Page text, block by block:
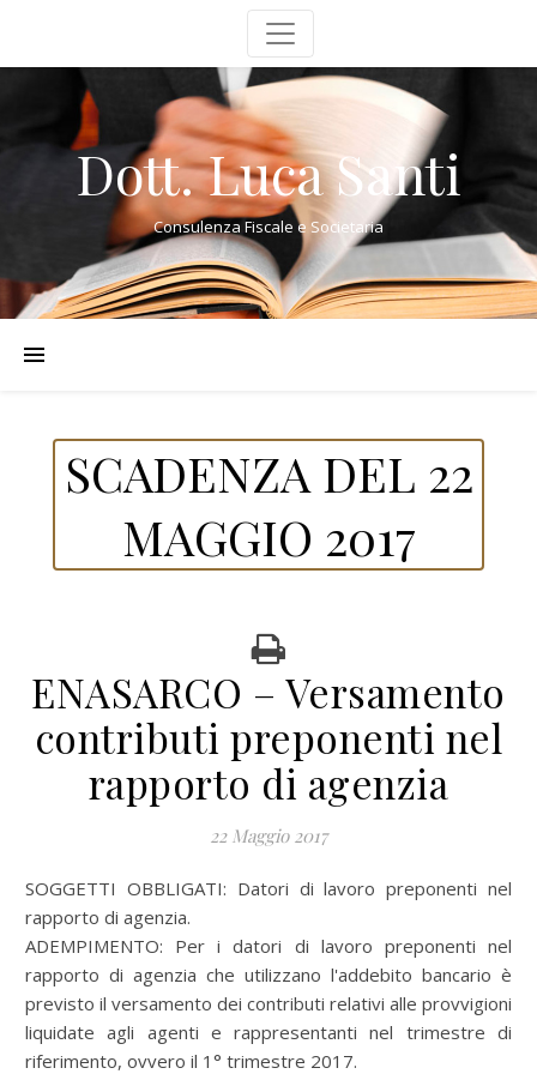
Dott. Luca Santi
Consulenza Fiscale e Societaria
SCADENZA DEL 22
MAGGIO 2017
ENASARCO – Versamento
contributi preponenti nel
rapporto di agenzia
22 Maggio 2017
SOGGETTI OBBLIGATI: Datori di lavoro preponenti nel
rapporto di agenzia.
ADEMPIMENTO: Per i datori di lavoro preponenti nel
rapporto di agenzia che utilizzano l'addebito bancario è
previsto il versamento dei contributi relativi alle provvigioni
liquidate agli agenti e rappresentanti nel trimestre di
riferimento, ovvero il 1° trimestre 2017.